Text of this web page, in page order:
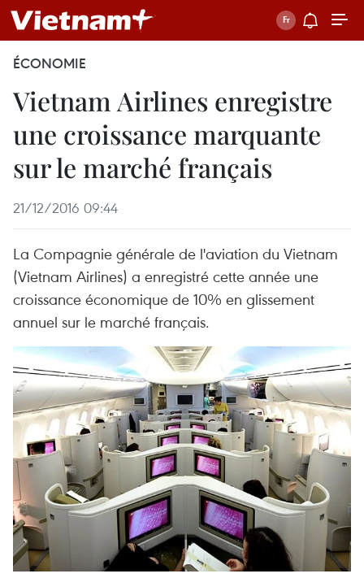
ÉCONOMIE
Vietnam Airlines enregistre
une croissance marquante
sur le marché français
21/12/2016 09:44
La Compagnie générale de l'aviation du Vietnam
(Vietnam Airlines) a enregistré cette année une
croissance économique de 10% en glissement
annuel sur le marché français.